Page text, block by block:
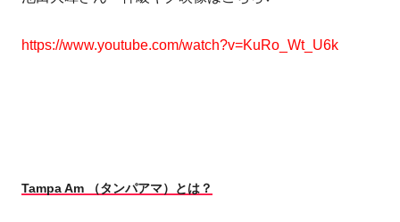
https://www.youtube.com/watch?v=KuRo_Wt_U6k
Tampa Am （タンパアマ）とは？